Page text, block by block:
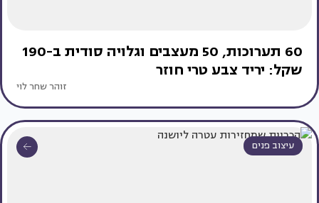
60 תערוכות, 50 מעצבים וגלויה סודית ב-190
שקל: יריד צבע טרי חוזר
זוהר שחר לוי
עיצוב פנים